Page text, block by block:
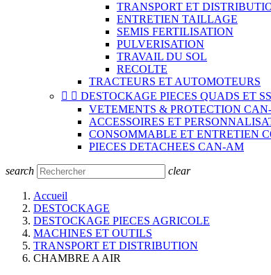
TRANSPORT ET
ENTRETIEN TAILLAGE
SEMIS FERTILISATION
PULVERISATION
TRAVAIL DU SOL
RECOLTE
TRACTEURS ET AUTOMOTEURS
  DESTOCKAGE PIECES QUADS ET
VETEMENTS & PROTECTION
ACCESSOIRES ET
CONSOMMABLE ET ENTRETIEN
PIECES DETACHEES CAN-AM
search clear
Accueil
DESTOCKAGE
DESTOCKAGE PIECES AGRICOLE
MACHINES ET OUTILS
TRANSPORT ET DISTRIBUTION
CHAMBRE A AIR